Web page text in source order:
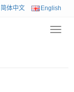
简体中文 English